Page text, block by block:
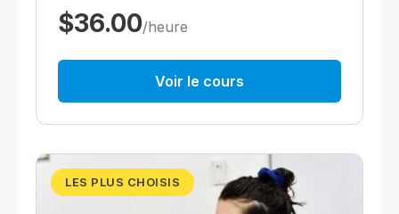
$36.00/heure
Voir le cours
LES PLUS CHOISIS